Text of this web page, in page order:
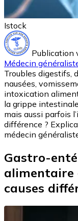
Istock
Publication
Médecin
Troubles digestifs,
nausées,
intoxication
la grippe
mais aussi parfois
différence ?
médecin
Gastro-
alimentaire
causes